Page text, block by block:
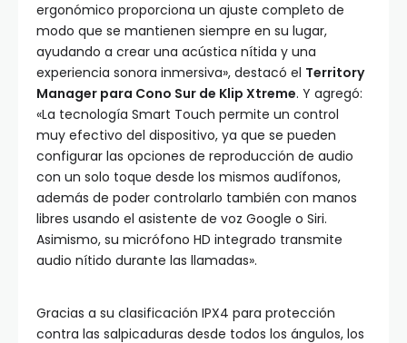
ergonómico proporciona un ajuste completo de
modo que se mantienen siempre en su lugar,
ayudando a crear una acústica nítida y una
experiencia sonora inmersiva», destacó el Territory
Manager para Cono Sur de Klip Xtreme. Y agregó:
«La tecnología Smart Touch permite un control
muy efectivo del dispositivo, ya que se pueden
configurar las opciones de reproducción de audio
con un solo toque desde los mismos audífonos,
además de poder controlarlo también con manos
libres usando el asistente de voz Google o Siri.
Asimismo, su micrófono HD integrado transmite
audio nítido durante las llamadas».
Gracias a su clasificación IPX4 para protección
contra las salpicaduras desde todos los ángulos, los